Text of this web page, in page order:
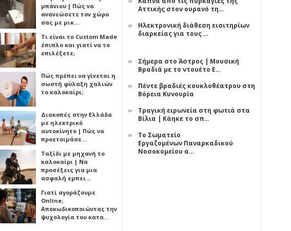
μπάνιου | Πώς να
ανανεώσετε τον χώρο
σας με μικ…
Τι είναι το Custom Made
έπιπλο και γιατί να το
επιλέξετε;
Πώς πρέπει να γίνεται η
σωστή φύλαξη χαλιών
το καλοκαίρι;
Διακοπές στην Ελλάδα
με ηλεκτρικό
αυτοκίνητο | Πώς να
προετοιμάσε…
Ταξίδι με μηχανή το
καλοκαίρι | Να
προσέξεις για μια
ασφαλή εμπει…
Γιατί αγοράζουμε
Online;
Αποκωδικοποιώντας την
ψυχολογία του κατα…
Αττικής στον ουρανό τη…
Ηλεκτρονική διάθεση εισιτηρίων
διαρκείας για τους …
Σήμερα στο Άστρος | Μουσική
Βραδιά με το ντουέτο Ε…
Πέντε βραδιές κουκλοθέατρου στη
Βόρεια Κυνουρία
Τραγική ειρωνεία στη φωτιά στα
Βίλια | Κάηκε το σπ…
Το Σωματείο
Εργαζομένων Παναρκαδικού
Νοσοκομείου α…